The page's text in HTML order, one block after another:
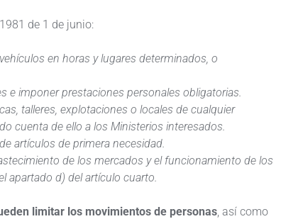
de 1 de junio:
en horas y lugares determinados, o
e imponer prestaciones personales obligatorias.
talleres, explotaciones o locales de cualquier
cuenta de ello a los Ministerios interesados.
artículos de primera necesidad.
de los mercados y el funcionamiento de los
apartado d) del artículo cuarto.
limitar los movimientos de personas, así como